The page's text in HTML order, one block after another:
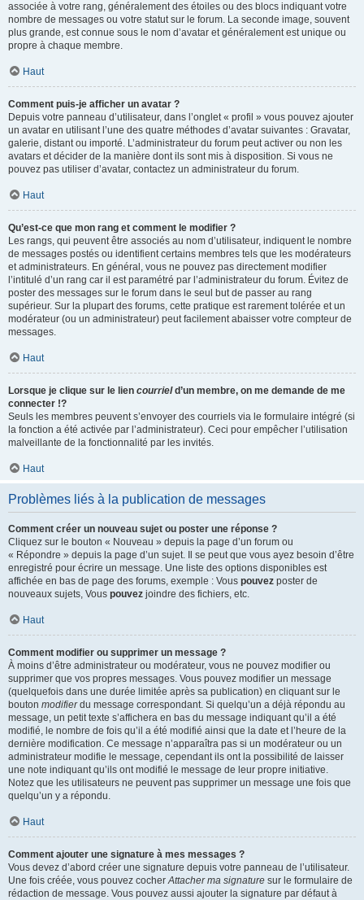
associée à votre rang, généralement des étoiles ou des blocs indiquant votre
nombre de messages ou votre statut sur le forum. La seconde image, souvent
plus grande, est connue sous le nom d’avatar et généralement est unique ou
propre à chaque membre.
Haut
Comment puis-je afficher un avatar ?
Depuis votre panneau d’utilisateur, dans l’onglet « profil » vous pouvez ajouter
un avatar en utilisant l’une des quatre méthodes d’avatar suivantes : Gravatar,
galerie, distant ou importé. L’administrateur du forum peut activer ou non les
avatars et décider de la manière dont ils sont mis à disposition. Si vous ne
pouvez pas utiliser d’avatar, contactez un administrateur du forum.
Haut
Qu’est-ce que mon rang et comment le modifier ?
Les rangs, qui peuvent être associés au nom d’utilisateur, indiquent le nombre
de messages postés ou identifient certains membres tels que les modérateurs
et administrateurs. En général, vous ne pouvez pas directement modifier
l’intitulé d’un rang car il est paramétré par l’administrateur du forum. Évitez de
poster des messages sur le forum dans le seul but de passer au rang
supérieur. Sur la plupart des forums, cette pratique est rarement tolérée et un
modérateur (ou un administrateur) peut facilement abaisser votre compteur de
messages.
Haut
Lorsque je clique sur le lien courrield’un membre, on me demande de me
connecter !?
Seuls les membres peuvent s’envoyer des courriels via le formulaire intégré (si
la fonction a été activée par l’administrateur). Ceci pour empêcher l’utilisation
malveillante de la fonctionnalité par les invités.
Haut
Problèmes liés à la publication de messages
Comment créer un nouveau sujet ou poster une réponse ?
Cliquez sur le bouton « Nouveau » depuis la page d’un forum ou
« Répondre » depuis la page d’un sujet. Il se peut que vous ayez besoin d’être
enregistré pour écrire un message. Une liste des options disponibles est
affichée en bas de page des forums, exemple : Vous pouvez poster de
nouveaux sujets, Vous pouvez joindre des fichiers, etc.
Haut
Comment modifier ou supprimer un message ?
À moins d’être administrateur ou modérateur, vous ne pouvez modifier ou
supprimer que vos propres messages. Vous pouvez modifier un message
(quelquefois dans une durée limitée après sa publication) en cliquant sur le
bouton modifierdu message correspondant. Si quelqu’un a déjà répondu au
message, un petit texte s’affichera en bas du message indiquant qu’il a été
modifié, le nombre de fois qu’il a été modifié ainsi que la date et l’heure de la
dernière modification. Ce message n’apparaîtra pas si un modérateur ou un
administrateur modifie le message, cependant ils ont la possibilité de laisser
une note indiquant qu’ils ont modifié le message de leur propre initiative.
Notez que les utilisateurs ne peuvent pas supprimer un message une fois que
quelqu’un y a répondu.
Haut
Comment ajouter une signature à mes messages ?
Vous devez d’abord créer une signature depuis votre panneau de l’utilisateur.
Une fois créée, vous pouvez cocherAttacher ma signature sur le formulaire de
rédaction de message. Vous pouvez aussi ajouter la signature par défaut à